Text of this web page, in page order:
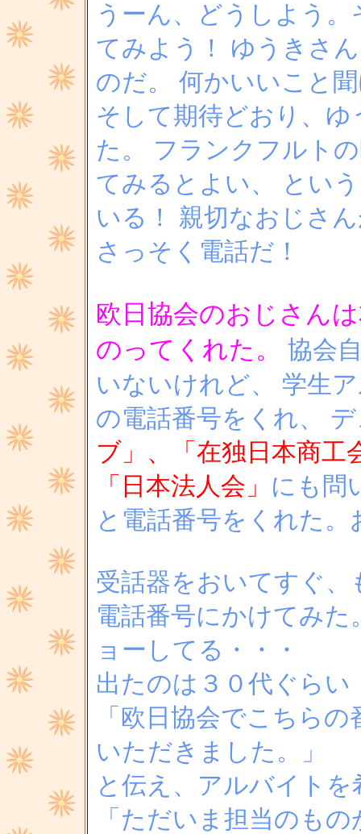
うーん、どうしよう
てみよう！ ゆうきさ
のだ。 何かいいこと
そして期待どおり、
た。 フランクフルトの
てみるとよい、 とい
いる！ 親切なおじさ
さっそく電話だ！
欧日協会のおじさん
のってくれた。 協会
いないけれど、 学生
の電話番号をくれ、
ブ」、「在独日本商工
「日本法人会」
にも問
と電話番号をくれた
受話器をおいてすぐ
電話番号にかけてみ
ョーしてる・・・
出たのは３０代ぐらい
「欧日協会でこちら
いただきました。」
と伝え、アルバイト
「ただいま担当のも